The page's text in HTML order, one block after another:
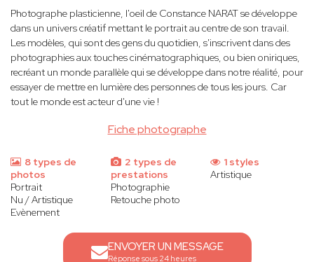
Fiche photographe
Photographe plasticienne, l'oeil de Constance NARAT se développe
dans un univers créatif mettant le portrait au centre de son travail.
Les modèles, qui sont des gens du quotidien, s'inscrivent dans des
photographies aux touches cinématographiques, ou bien oniriques,
recréant un monde parallèle qui se développe dans notre réalité, pour
essayer de mettre en lumière des personnes de tous les jours. Car
tout le monde est acteur d'une vie !
8 types de
photos
Portrait
Nu / Artistique
Evènement
2 types de
prestations
Photographie
Retouche photo
1 styles
Artistique
ENVOYER UN MESSAGE
Réponse sous 24 heures